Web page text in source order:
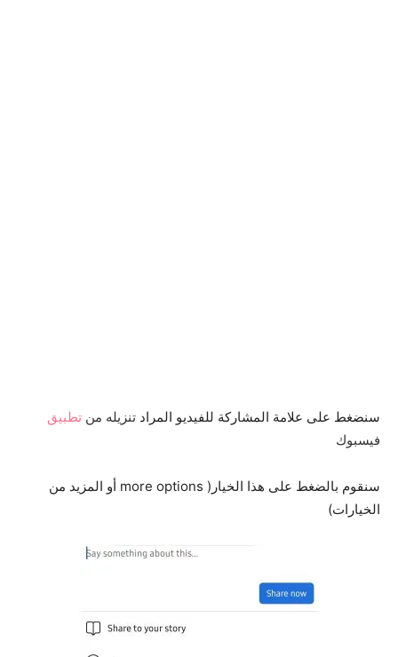
سنضغط على علامة المشاركة للفيديو المراد تنزيله من تطبيق
فيسبوك
سنقوم بالضغط على هذا الخيار( more options أو المزيد من
الخيارات)